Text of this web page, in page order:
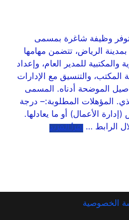
وظيفة شاغرة بمسمى
الرياض، تتضمن مهامها
والمكتبية للمدير العام، وإعداد
المكتب، والتنسيق مع الإدارات
الموضحة أدناه. المسمى
المؤهلات المطلوبة:– درجة
الأعمال) أو ما يعادلها.
الرابط … اقرأ المزيد
الخصوصية